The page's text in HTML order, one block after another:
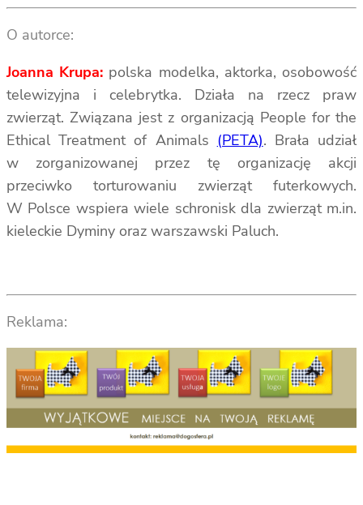
O autorce:
Joanna Krupa: polska modelka, aktorka, osobowość
telewizyjna i celebrytka. Działa na rzecz praw
zwierząt. Związana jest z organizacją People for the
Ethical Treatment of Animals (PETA). Brała udział
w zorganizowanej przez tę organizację akcji
przeciwko torturowaniu zwierząt futerkowych.
W Polsce wspiera wiele schronisk dla zwierząt m.in.
kieleckie Dyminy oraz warszawski Paluch.
Reklama: